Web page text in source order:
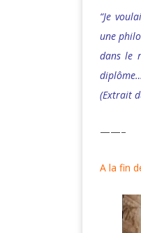
“Je
une
dans le
(Extrait
——–
A la fin